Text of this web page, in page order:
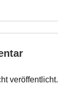
veröffentlicht.